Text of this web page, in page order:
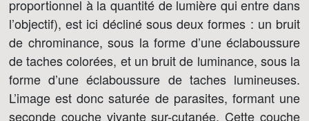
proportionnel à la quantité de lumière qui entre dans
l’objectif), est ici décliné sous deux formes : un bruit
de chrominance, sous la forme d’une éclaboussure
de taches colorées, et un bruit de luminance, sous la
forme d’une éclaboussure de taches lumineuses.
L’image est donc saturée de parasites, formant une
seconde couche vivante sur-cutanée. Cette couche